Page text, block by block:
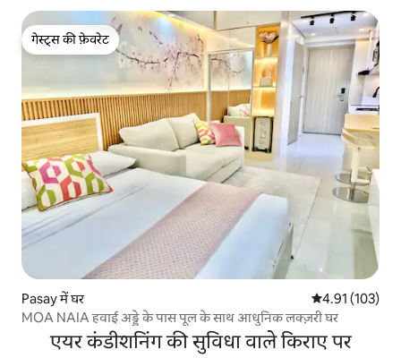
गेस्ट्स की फ़ेवरेट
गेस्ट्स की फ़ेवरेट
Pasay में घर औसत रेटिंग 5 में से
4.91 (103)
MOA NAIA हवाई अड्डे के पास पूल के साथ आधुनिक लक्ज़री घर
एयर कंडीशनिंग की सुविधा वाले किराए पर